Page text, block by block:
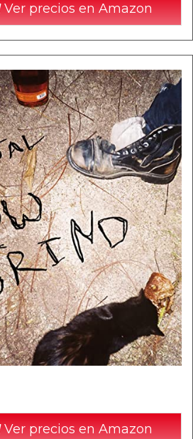
Ver precios en Amazon
Ver precios en Amazon